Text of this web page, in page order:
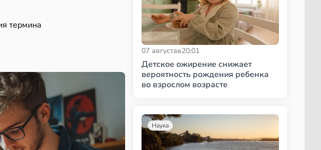
термина
07 августав20:01
Детское ожирение снижает
вероятность рождения ребенка
во взрослом возрасте
Наука